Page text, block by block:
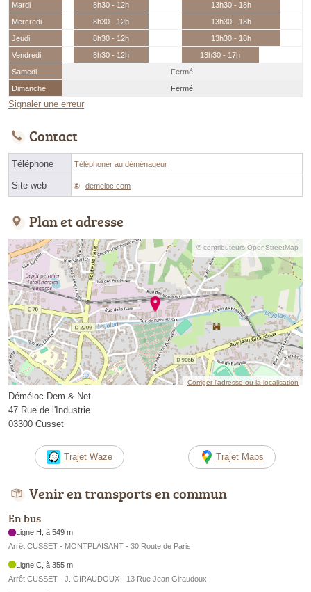
Mardi
8h30 - 12h
13h30 - 18h
Mercredi
8h30 - 12h
13h30 - 18h
Jeudi
8h30 - 12h
13h30 - 18h
Vendredi
8h30 - 12h
13h30 - 17h
Samedi
Fermé
Dimanche
Fermé
Signaler une erreur
Contact
Téléphone Téléphoner au déménageur
Site web demeloc.com
Plan et adresse
© contributeurs OpenStreetMap
Corriger l’adresse ou la localisation
Déméloc Dem & Net
47 Rue de l'Industrie
03300 Cusset
Trajet Waze Trajet Maps
Venir en transports en commun
En bus
Ligne H, à 549 m
Arrêt CUSSET - MONTPLAISANT - 30 Route de Paris
Ligne C, à 355 m
Arrêt CUSSET - J. GIRAUDOUX - 13 Rue Jean Giraudoux